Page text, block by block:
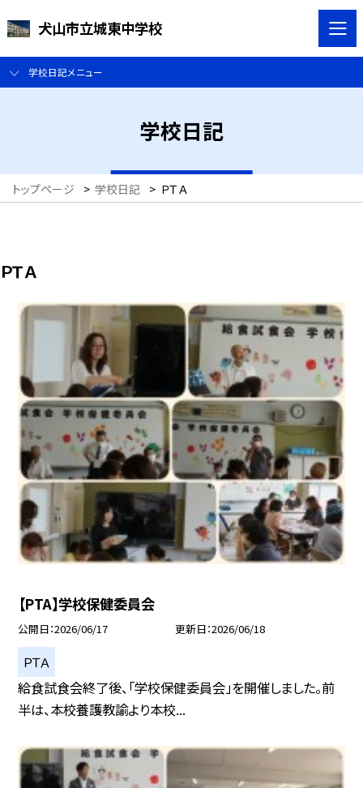
犬山市立城東中学校
学校日記メニュー
学校日記
トップページ > 学校日記 > ＰＴＡ
ＰＴＡ
【PTA】学校保健委員会
公開日 2026/06/17 更新日 2026/06/18
ＰＴＡ
給食試食会終了後、「学校保健委員会」を開催しました。前
半は、本校養護教諭より本校...